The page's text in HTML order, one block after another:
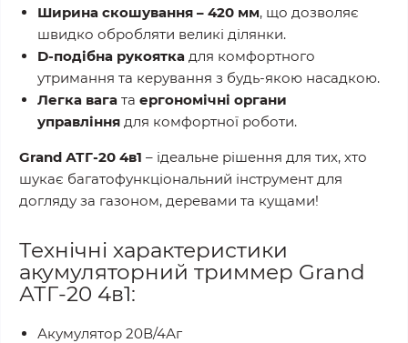
Ширина скошування – 420 мм, що дозволяє
швидко обробляти великі ділянки.
D-подібна рукоятка для комфортного
утримання та керування з будь-якою насадкою.
Легка вага та ергономічні органи
управління для комфортної роботи.
Grand АТГ-20 4в1 – ідеальне рішення для тих, хто
шукає багатофункціональний інструмент для
догляду за газоном, деревами та кущами!
Технічні характеристики
акумуляторний триммер Grand
АТГ-20 4в1:
Акумулятор 20В/4Аг